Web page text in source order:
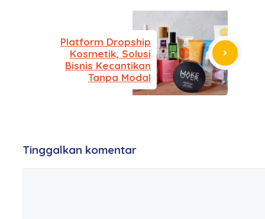
Platform Dropship
Kosmetik, Solusi
Bisnis Kecantikan
Tanpa Modal
Tinggalkan komentar